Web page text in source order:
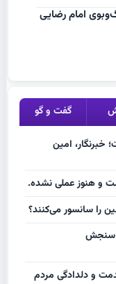
امام رضایی
گفت و گو
امین
و هنوز عملی نشده.
را سانسور می‌کنند؟
سنجش
و دلدادگی مردم